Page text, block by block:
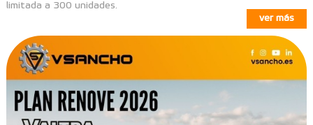
limitada a 300 unidades.
ver más